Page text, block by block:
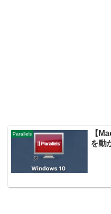
Parallels
【
を動